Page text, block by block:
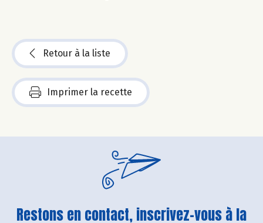
Retour à la liste
Imprimer la recette
Restons en contact, inscrivez-vous à la